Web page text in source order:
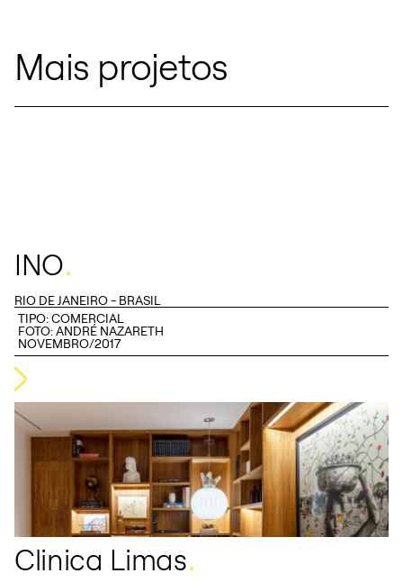
Mais projetos
INO.
RIO DE JANEIRO - BRASIL
TIPO:COMERCIAL
FOTO: ANDRÉ NAZARETH
NOVEMBRO/2017
Clinica Limas.